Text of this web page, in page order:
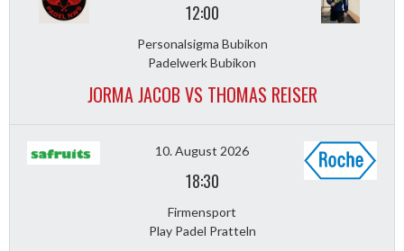
12:00
Personalsigma Bubikon
Padelwerk Bubikon
JORMA JACOB VS THOMAS REISER
10. August 2026
18:30
Firmensport
Play Padel Pratteln